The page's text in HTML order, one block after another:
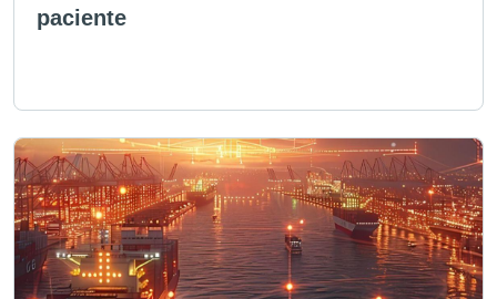
paciente